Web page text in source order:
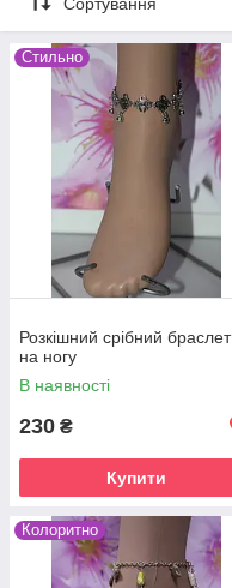
Стильно
Розкішний срібний браслет
на ногу
В наявності
230 ₴
Купити
Колоритно